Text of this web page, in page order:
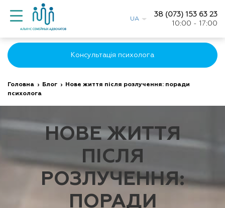
UA
38 (073) 153 63 23
10:00 - 17:00
Консультація психолога
Головна › Блог ›
Нове життя після розлучення: поради
психолога
НОВЕ ЖИТТЯ
ПІСЛЯ
РОЗЛУЧЕННЯ:
ПОРАДИ